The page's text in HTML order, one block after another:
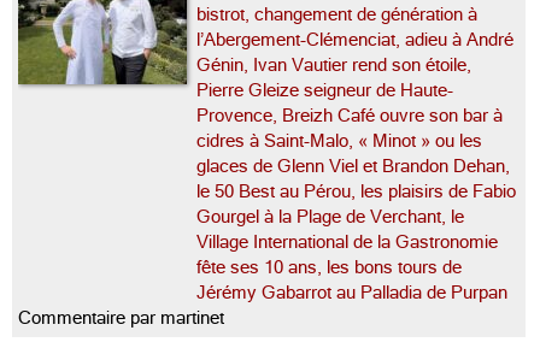
bistrot, changement de génération à
l’Abergement-Clémenciat, adieu à André
Génin, Ivan Vautier rend son étoile,
Pierre Gleize seigneur de Haute-
Provence, Breizh Café ouvre son bar à
cidres à Saint-Malo, « Minot » ou les
glaces de Glenn Viel et Brandon Dehan,
le 50 Best au Pérou, les plaisirs de Fabio
Gourgel à la Plage de Verchant, le
Village International de la Gastronomie
fête ses 10 ans, les bons tours de
Jérémy Gabarrot au Palladia de Purpan
Commentaire par martinet